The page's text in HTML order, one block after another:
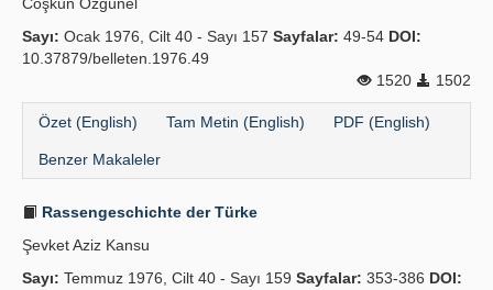
Sayı: Ocak 1976, Cilt 40 - Sayı 157 Sayfalar: 49-54 DOI:
10.37879/belleten.1976.49
1520
1502
Özet (English) Tam Metin (English) PDF (English)
Benzer Makaleler
Rassengeschichte der Türke
Şevket Aziz Kansu
Sayı: Temmuz 1976, Cilt 40 - Sayı 159 Sayfalar: 353-386 DOI: